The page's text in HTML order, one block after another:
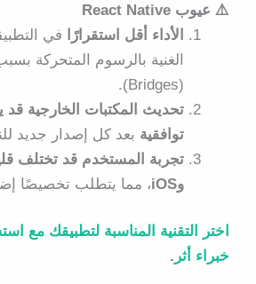
⚠️ عيوب React Native
الأداء أقل استقرارًا
في
الغنية بالرسوم المتحركة
(Bridges).
تحديث المكتبات الخارجية
توافقية بعد كل إصدار جديد
وiOS
، مما يتطلب تخصيصًا
اختر التقنية المناسبة لتطبيقك مع
خبراء أثر .